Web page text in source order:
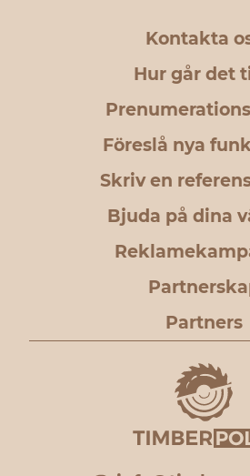
Kontakta
Hur går det
Föreslå nya
Skriv en
Bjuda på dina
Partners